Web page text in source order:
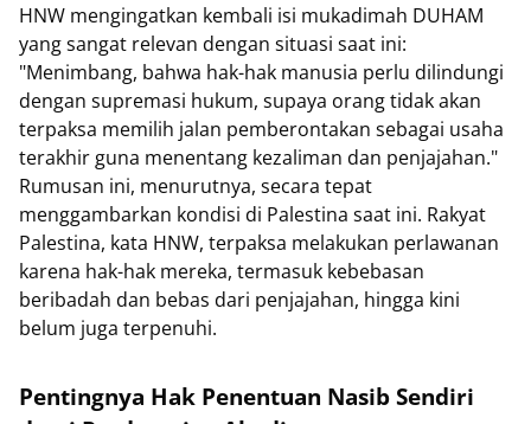
HNW mengingatkan kembali isi mukadimah DUHAM
yang sangat relevan dengan situasi saat ini:
"Menimbang, bahwa hak-hak manusia perlu dilindungi
dengan supremasi hukum, supaya orang tidak akan
terpaksa memilih jalan pemberontakan sebagai usaha
terakhir guna menentang kezaliman dan penjajahan."
Rumusan ini, menurutnya, secara tepat
menggambarkan kondisi di Palestina saat ini. Rakyat
Palestina, kata HNW, terpaksa melakukan perlawanan
karena hak-hak mereka, termasuk kebebasan
beribadah dan bebas dari penjajahan, hingga kini
belum juga terpenuhi.
Pentingnya Hak Penentuan Nasib Sendiri